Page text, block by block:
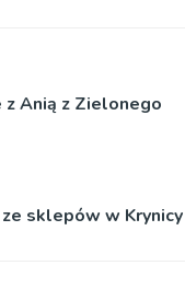
Anią z Zielonego
sklepów w Krynicy